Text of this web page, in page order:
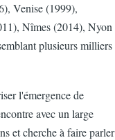
Venise (1999),
Nîmes (2014), Nyon
plusieurs milliers
l'émergence de
avec un large
et cherche à faire parler